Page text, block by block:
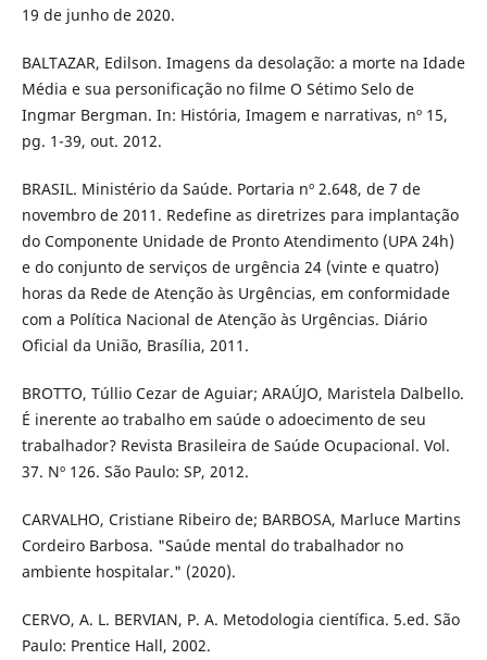
19 de junho de 2020.
BALTAZAR, Edilson. Imagens da desolação: a morte na Idade
Média e sua personificação no filme O Sétimo Selo de
Ingmar Bergman. In: História, Imagem e narrativas, nº 15,
pg. 1-39, out. 2012.
BRASIL. Ministério da Saúde. Portaria nº 2.648, de 7 de
novembro de 2011. Redefine as diretrizes para implantação
do Componente Unidade de Pronto Atendimento (UPA 24h)
e do conjunto de serviços de urgência 24 (vinte e quatro)
horas da Rede de Atenção às Urgências, em conformidade
com a Política Nacional de Atenção às Urgências. Diário
Oficial da União, Brasília, 2011.
BROTTO, Túllio Cezar de Aguiar; ARAÚJO, Maristela Dalbello.
É inerente ao trabalho em saúde o adoecimento de seu
trabalhador? Revista Brasileira de Saúde Ocupacional. Vol.
37. Nº 126. São Paulo: SP, 2012.
CARVALHO, Cristiane Ribeiro de; BARBOSA, Marluce Martins
Cordeiro Barbosa. "Saúde mental do trabalhador no
ambiente hospitalar." (2020).
CERVO, A. L. BERVIAN, P. A. Metodologia científica. 5.ed. São
Paulo: Prentice Hall, 2002.